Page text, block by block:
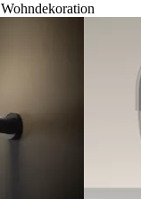
Wohndekoration